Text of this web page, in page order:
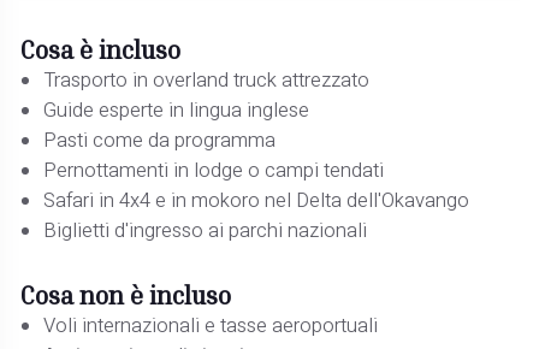
Cosa è incluso
Trasporto in overland truck attrezzato
Guide esperte in lingua inglese
Pasti come da programma
Pernottamenti in lodge o campi tendati
Safari in 4x4 e in mokoro nel Delta dell'Okavango
Biglietti d'ingresso ai parchi nazionali
Cosa non è incluso
Voli internazionali e tasse aeroportuali